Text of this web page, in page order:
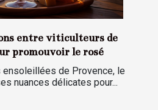
entre viticulteurs de
promouvoir le rosé
de Provence, le
nuances délicates pour...